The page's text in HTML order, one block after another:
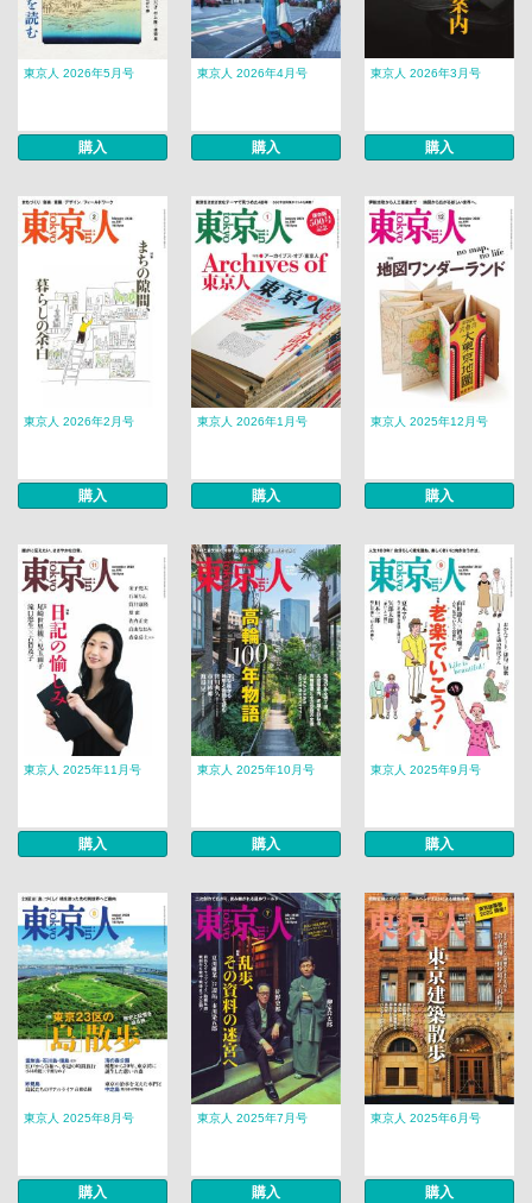
東京人 2026年5月号
購入
東京人 2026年4月号
購入
東京人 2026年3月号
購入
東京人 2026年2月号
購入
東京人 2026年1月号
購入
東京人 2025年12月号
購入
東京人 2025年11月号
購入
東京人 2025年10月号
購入
東京人 2025年9月号
購入
東京人 2025年8月号
購入
東京人 2025年7月号
購入
東京人 2025年6月号
購入